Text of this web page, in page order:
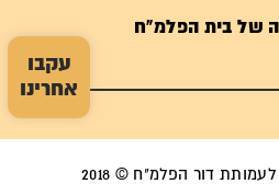
עקבו
אחרינו
של בית הפלמ"ח
דור הפלמ"ח © 2018